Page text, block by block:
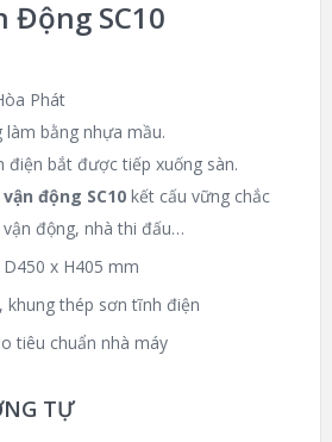
Động SC10
Phát
bằng nhựa mầu.
điện bắt được tiếp xuống sàn.
động SC10kết cấu vững chắc
động, nhà thi đấu…
x H405 mm
khung thép sơn tĩnh điện
tiêu chuẩn nhà máy
TỰ